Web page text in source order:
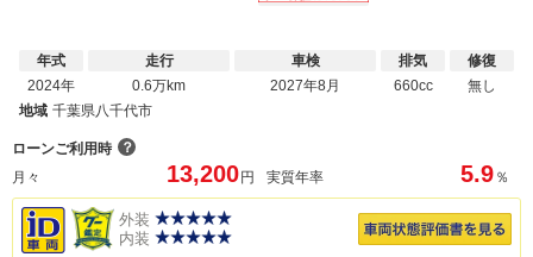
年式
2024年
走行
0.6万km
車検
2027年8月
排気
660cc
修復
無し
地域 千葉県八千代市
ローンご利用時 ？
月々
13,200 円 実質年率 5.9 ％
外装
内装